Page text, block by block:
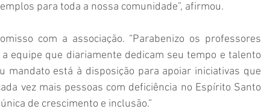
para toda a nossa comunidade”, afirmou.
com a associação. “Parabenizo os professores
equipe que diariamente dedicam seu tempo e talento
mandato está à disposição para apoiar iniciativas que
vez mais pessoas com deficiência no Espírito Santo
de crescimento e inclusão.”